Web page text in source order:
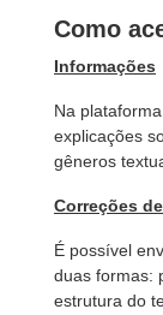
Como
Informações
Na
explicações
gêneros
Correções
É possível
duas formas:
estrutura do